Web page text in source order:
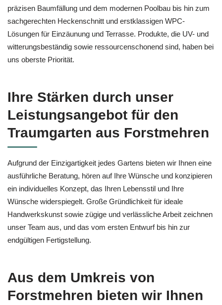
präzisen Baumfällung und dem modernen Poolbau bis hin zum
sachgerechten Heckenschnitt und erstklassigen WPC-
Lösungen für Einzäunung und Terrasse. Produkte, die UV- und
witterungsbeständig sowie ressourcenschonend sind, haben bei
uns oberste Priorität.
Ihre Stärken durch unser
Leistungsangebot für den
Traumgarten aus Forstmehren
Aufgrund der Einzigartigkeit jedes Gartens bieten wir Ihnen eine
ausführliche Beratung, hören auf Ihre Wünsche und konzipieren
ein individuelles Konzept, das Ihren Lebensstil und Ihre
Wünsche widerspiegelt. Große Gründlichkeit für ideale
Handwerkskunst sowie zügige und verlässliche Arbeit zeichnen
unser Team aus, und das vom ersten Entwurf bis hin zur
endgültigen Fertigstellung.
Aus dem Umkreis von
Forstmehren bieten wir Ihnen